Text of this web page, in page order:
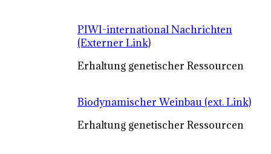
PIWI-international Nachrichten
(Externer Link)
Erhaltung genetischer Ressourcen
Biodynamischer Weinbau (ext. Link)
Erhaltung genetischer Ressourcen